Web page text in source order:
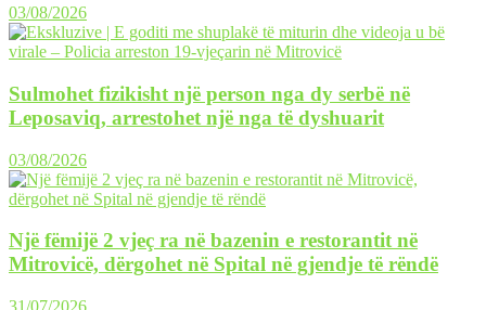
03/08/2026
Sulmohet fizikisht një person nga dy serbë në
Leposaviq, arrestohet një nga të dyshuarit
03/08/2026
Një fëmijë 2 vjeç ra në bazenin e restorantit në
Mitrovicë, dërgohet në Spital në gjendje të rëndë
31/07/2026